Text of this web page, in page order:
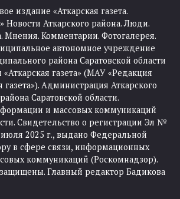
издание «Аткарская газета.
Новости Аткарского района. Люди.
Мнения. Комментарии. Фотогалерея.
автономное учреждение
района Саратовской области
«Аткарская газета» (МАУ «Редакция
газета»). Администрация Аткарского
Саратовской области.
и массовых коммуникаций
Свидетельство о регистрации Эл №
2025 г., выдано Федеральной
в сфере связи, информационных
коммуникаций (Роскомнадзор).
Главный редактор Бадикова